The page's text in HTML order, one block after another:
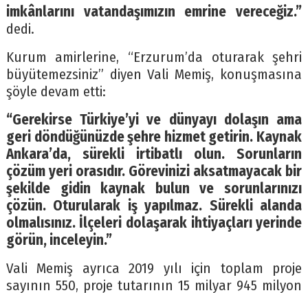
imkânlarını vatandaşımızın emrine vereceğiz.”
dedi.
Kurum amirlerine, “Erzurum’da oturarak şehri
büyütemezsiniz” diyen Vali Memiş, konuşmasına
şöyle devam etti:
“Gerekirse Türkiye’yi ve dünyayı dolaşın ama
geri döndüğünüzde şehre hizmet getirin. Kaynak
Ankara’da, sürekli irtibatlı olun. Sorunların
çözüm yeri orasıdır. Görevinizi aksatmayacak bir
şekilde gidin kaynak bulun ve sorunlarınızı
çözün. Oturularak iş yapılmaz. Sürekli alanda
olmalısınız. İlçeleri dolaşarak ihtiyaçları yerinde
görün, inceleyin.”
Vali Memiş ayrıca 2019 yılı için toplam proje
sayının 550, proje tutarının 15 milyar 945 milyon